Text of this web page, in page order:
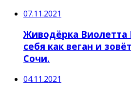
07.11.2021
Живодёрка Виолетта
себя как веган и
Сочи.
04.11.2021